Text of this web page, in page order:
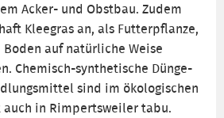
Acker- und Obstbau. Zudem
Kleegras an, als Futterpflanze,
auf natürliche Weise
Chemisch-synthetische Dünge-
sind im ökologischen
in Rimpertsweiler tabu.